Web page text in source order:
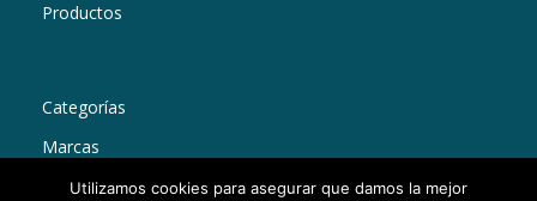
Productos
Categorías
Marcas
Utilizamos cookies para asegurar que damos la mejor